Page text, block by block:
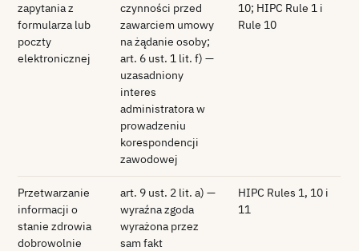
zapytania z
formularza lub
poczty
elektronicznej
czynności przed
zawarciem umowy
na żądanie osoby;
art. 6 ust. 1 lit. f) —
uzasadniony
interes
administratora w
prowadzeniu
korespondencji
zawodowej
10; HIPC Rule 1 i
Rule 10
Przetwarzanie
informacji o
stanie zdrowia
dobrowolnie
art. 9 ust. 2 lit. a) —
wyraźna zgoda
wyrażona przez
sam fakt
HIPC Rules 1, 10 i
11